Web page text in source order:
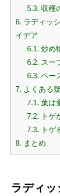
5.3. 収穫
6. ラディッ
イデア
6.1. 炒め
6.2. スー
6.3. ペー
7. よくある
7.1. 葉は
7.2. トゲ
7.3. トゲ
8. まとめ
ラディ